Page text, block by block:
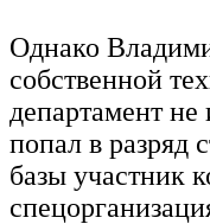
Однако
собственной
департамент
попал в разряд
базы участник